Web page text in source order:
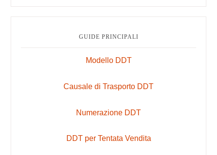
GUIDE PRINCIPALI
Modello DDT
Causale di Trasporto DDT
Numerazione DDT
DDT per Tentata Vendita